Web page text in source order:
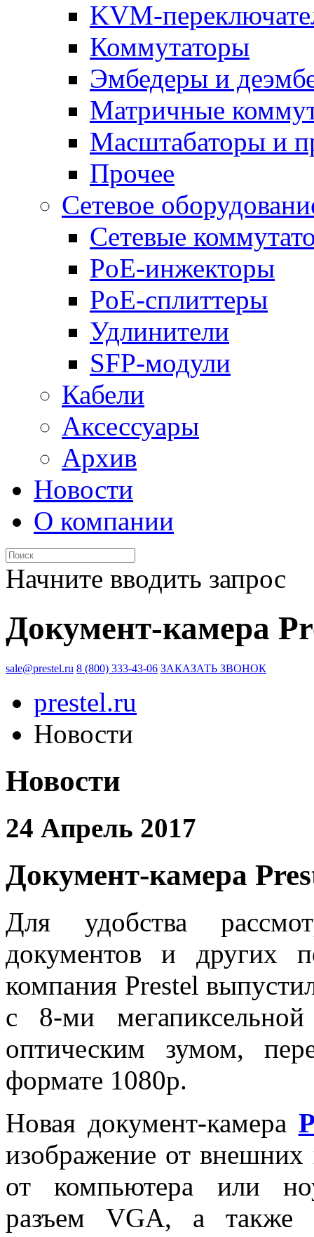
KVM-
Коммутаторы
Эмбедеры и
Матричные
Масштабаторы и
Прочее
Сетевое
Сетевые
PoE-инжекторы
PoE-сплиттеры
Удлинители
SFP-модули
Кабели
Аксессуары
Архив
Новости
О компании
Начните вводить запрос
Документ-камера
sale@prestel.ru 8 (800) 333-43-06 ЗАКАЗАТЬ ЗВОНОК
prestel.ru
Новости
Новости
24 Апрель 2017
Документ-камера
Для удобства
документов и других
компания Prestel
с 8-ми
оптическим зумом,
формате 1080р.
Новая документ-камера
изображение от внешних
от компьютера или
разъем VGA, а также